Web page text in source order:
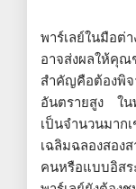
พาร์เลย์ในมือต่
อาจส่งผลให้คุ
สำคัญคือต้องพิจ
อันตรายสูง ใน
เป็นจำนวนมาก
เฉลิมฉลองสอง
คนหรือแบบอิสร